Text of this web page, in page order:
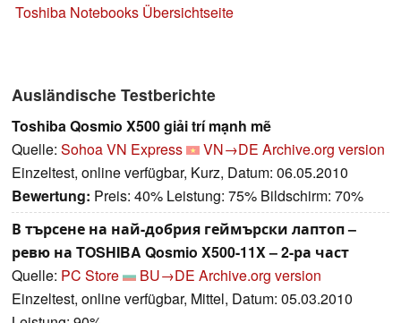
Toshiba Notebooks Übersichtseite
Ausländische Testberichte
Toshiba Qosmio X500 giải trí mạnh mẽ
Quelle: Sohoa VN Express VN→DE Archive.org version
Einzeltest, online verfügbar, Kurz, Datum: 06.05.2010
Bewertung: Preis: 40% Leistung: 75% Bildschirm: 70%
В търсене на най-добрия геймърски лаптоп –
ревю на TOSHIBA Qosmio X500-11X – 2-ра част
Quelle: PC Store BU→DE Archive.org version
Einzeltest, online verfügbar, Mittel, Datum: 05.03.2010